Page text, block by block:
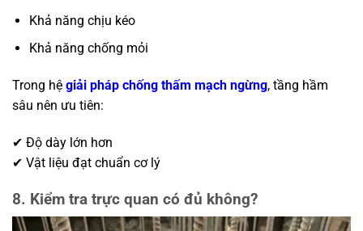
Khả năng chịu kéo
Khả năng chống mỏi
Trong hệ giải pháp chống thấm mạch ngừng, tầng hầm
sâu nên ưu tiên:
✔ Độ dày lớn hơn
✔ Vật liệu đạt chuẩn cơ lý
8. Kiểm tra trực quan có đủ không?